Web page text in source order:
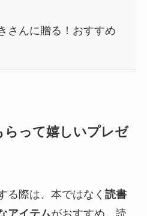
さんに贈る！おすすめ
らって嬉しいプレゼ
る際は、本ではなく 読書